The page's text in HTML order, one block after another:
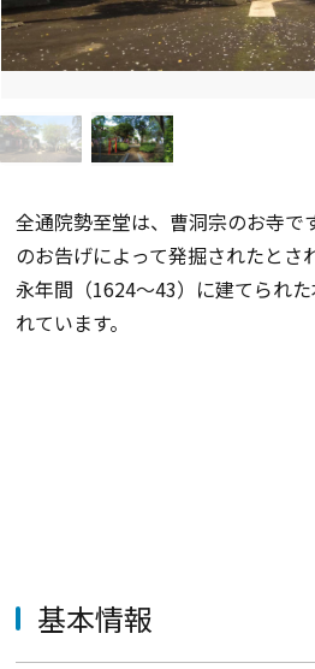
全通院勢至堂は、曹洞宗のお寺で
のお告げによって発掘されたとさ
永年間（1624～43）に建てられ
れています。
基本情報